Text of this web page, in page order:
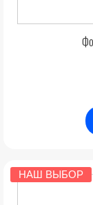
НАШ ВЫБОР